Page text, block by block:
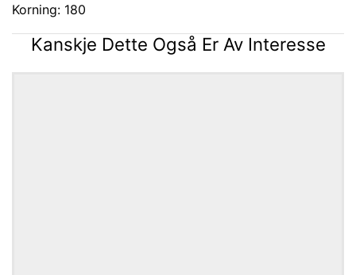
Korning: 180
Kanskje Dette Også Er Av Interesse